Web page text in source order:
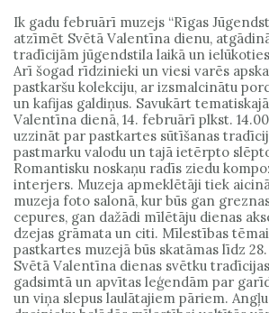
Ik gadu februārī muzejs “Rīgas
atzīmēt Svētā Valentīna dienu,
tradīcijām jūgendstila laikā un
Arī šogad rīdzinieki un viesi varēs
pastkaršu kolekciju, ar izsmalcinātu
un kafijas galdiņus. Savukārt
Valentīna dienā, 14. februārī plkst.
uzzināt par pastkartes sūtīšanas
pastmarku valodu un tajā ietērpto
Romantisku noskaņu radīs ziedu
interjers. Muzeja apmeklētāji tiek
muzeja foto salonā, kur būs gan
cepures, gan dažādi mīlētāju dienas
dzejas grāmata un citi. Mīlestības
pastkartes muzejā būs skatāmas līdz
Svētā Valentīna dienas svētku tradīcijas
gadsimtā un apvītas leģendām par
un viņa slepus laulātajiem pāriem.